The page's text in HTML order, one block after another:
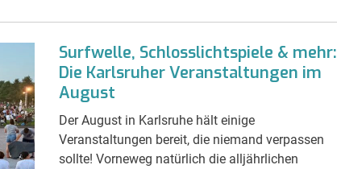
Surfwelle, Schlosslichtspiele & mehr:
Die Karlsruher Veranstaltungen im
August
Der August in Karlsruhe hält einige
Veranstaltungen bereit, die niemand verpassen
sollte! Vorneweg natürlich die alljährlichen